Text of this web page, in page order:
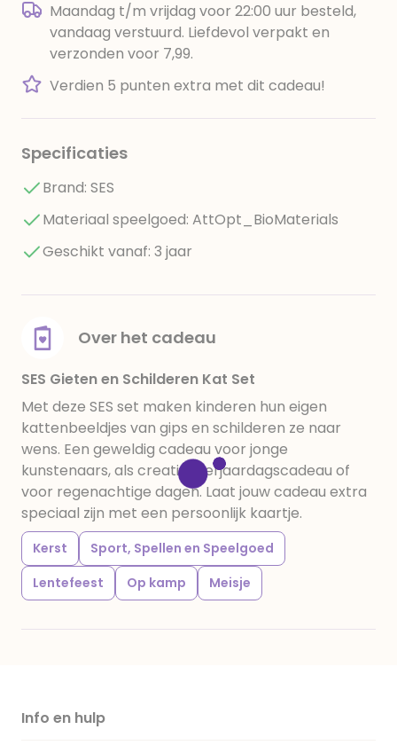
Maandag t/m vrijdag voor 22:00 uur besteld,
vandaag verstuurd. Liefdevol verpakt en
verzonden voor 7,99.
Verdien 5 punten extra met dit cadeau!
Specificaties
Brand: SES
Materiaal speelgoed: AttOpt_BioMaterials
Geschikt vanaf: 3 jaar
Over het cadeau
SES Gieten en Schilderen Kat Set
Met deze SES set maken kinderen hun eigen
kattenbeeldjes van gips en schilderen ze naar
wens. Een geweldig cadeau voor jonge
kunstenaars, als creatief verjaardagscadeau of
voor regenachtige dagen. Laat jouw cadeau extra
speciaal zijn met een persoonlijk kaartje.
Kerst
Sport, Spellen en Speelgoed
Lentefeest
Op kamp Meisje
Info en hulp